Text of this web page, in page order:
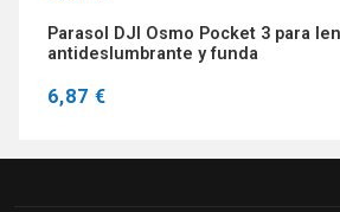
Parasol DJI Osmo Pocket 3 para
antideslumbrante y funda
6,87 €